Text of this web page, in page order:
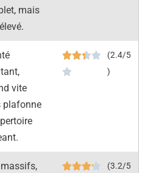
mais
vite
plafonne
(2.4/5
)
(3.2/5